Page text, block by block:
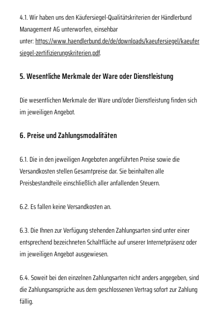
4.1. Wir haben uns den Käufersiegel-Qualitätskriterien der Händlerbund
Management AG unterworfen, einsehbar
unter:https://www.haendlerbund.de/de/downloads/kaeufersiegel/kaeufer
siegel-zertifizierungskriterien.pdf.
5. Wesentliche Merkmale der Ware oder Dienstleistung
Die wesentlichen Merkmale der Ware und/oder Dienstleistung finden sich
im jeweiligen Angebot.
6. Preise und Zahlungsmodalitäten
6.1. Die in den jeweiligen Angeboten angeführten Preise sowie die
Versandkosten stellen Gesamtpreise dar. Sie beinhalten alle
Preisbestandteile einschließlich aller anfallenden Steuern.
6.2. Es fallen keine Versandkosten an.
6.3. Die Ihnen zur Verfügung stehenden Zahlungsartensind unter einer
entsprechend bezeichneten Schaltfläche auf unserer Internetpräsenz oder
im jeweiligen Angebot ausgewiesen.
6.4. Soweit bei den einzelnen Zahlungsarten nicht anders angegeben, sind
die Zahlungsansprüche aus dem geschlossenen Vertrag sofort zur Zahlung
fällig.